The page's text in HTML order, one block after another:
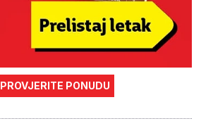
PROVJERITE PONUDU